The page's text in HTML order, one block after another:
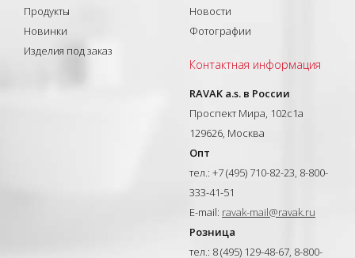
Продукты
Новинки
Изделия под заказ
Новости
Фотографии
Контактная информация
RAVAK a.s. в России
Проспект Мира, 102с1а
129626, Москва
Опт
тел.: +7 (495) 710-82-23, 8-800-
333-41-51
E-mail: ravak-mail@ravak.ru
Розница
тел.: 8 (495) 129-48-67, 8-800-